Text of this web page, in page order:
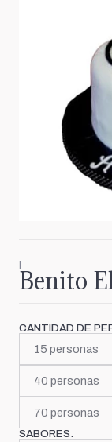
|
Benito
CANTIDAD DE
15 personas
40 personas
70 personas
SABORES.